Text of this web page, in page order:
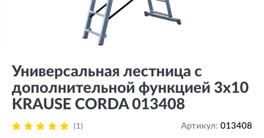
Универсальная лестница с
дополнительной функцией 3х10
KRAUSE CORDA 013408
(1) Артикул: 013408